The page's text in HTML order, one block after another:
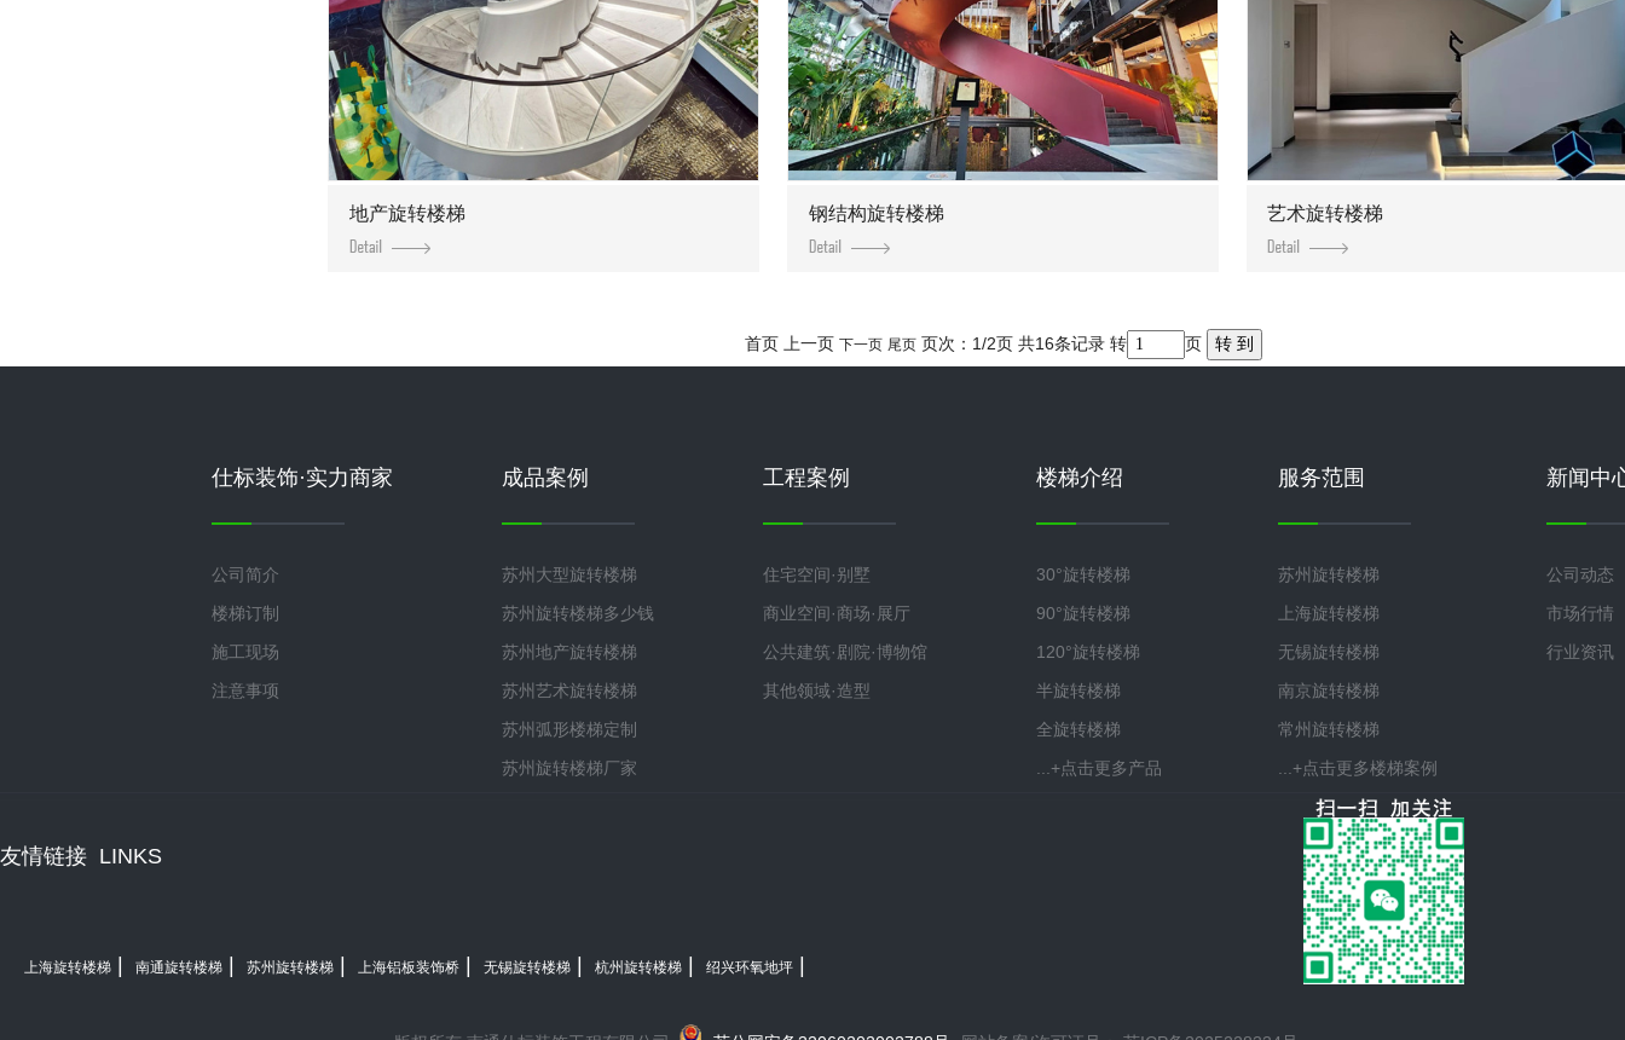
地产旋转楼梯 钢结构旋转楼梯 艺术旋转楼梯
首页 上一页 下一页 尾页 页次：1/2页 共16条记录 转 页
仕标装饰·实力商家
公司简介
楼梯订制
施工现场
注意事项
成品案例
苏州大型旋转楼梯
苏州旋转楼梯多少钱
苏州地产旋转楼梯
苏州艺术旋转楼梯
苏州弧形楼梯定制
苏州旋转楼梯厂家
工程案例
住宅空间·别墅
商业空间·商场·展厅
公共建筑·剧院·博物馆
其他领域·造型
楼梯介绍
30°旋转楼梯
90°旋转楼梯
120°旋转楼梯
半旋转楼梯
全旋转楼梯
...+点击更多产品
服务范围
苏州旋转楼梯
上海旋转楼梯
无锡旋转楼梯
南京旋转楼梯
常州旋转楼梯
...+点击更多楼梯案例
新闻中
公司动态
市场行情
行业资讯
友情链接 LINKS
上海旋转楼梯 南通旋转楼梯 苏州旋转楼梯 上海铝板装饰桥 无锡旋转楼梯 杭州旋转楼梯 绍兴环氧地坪